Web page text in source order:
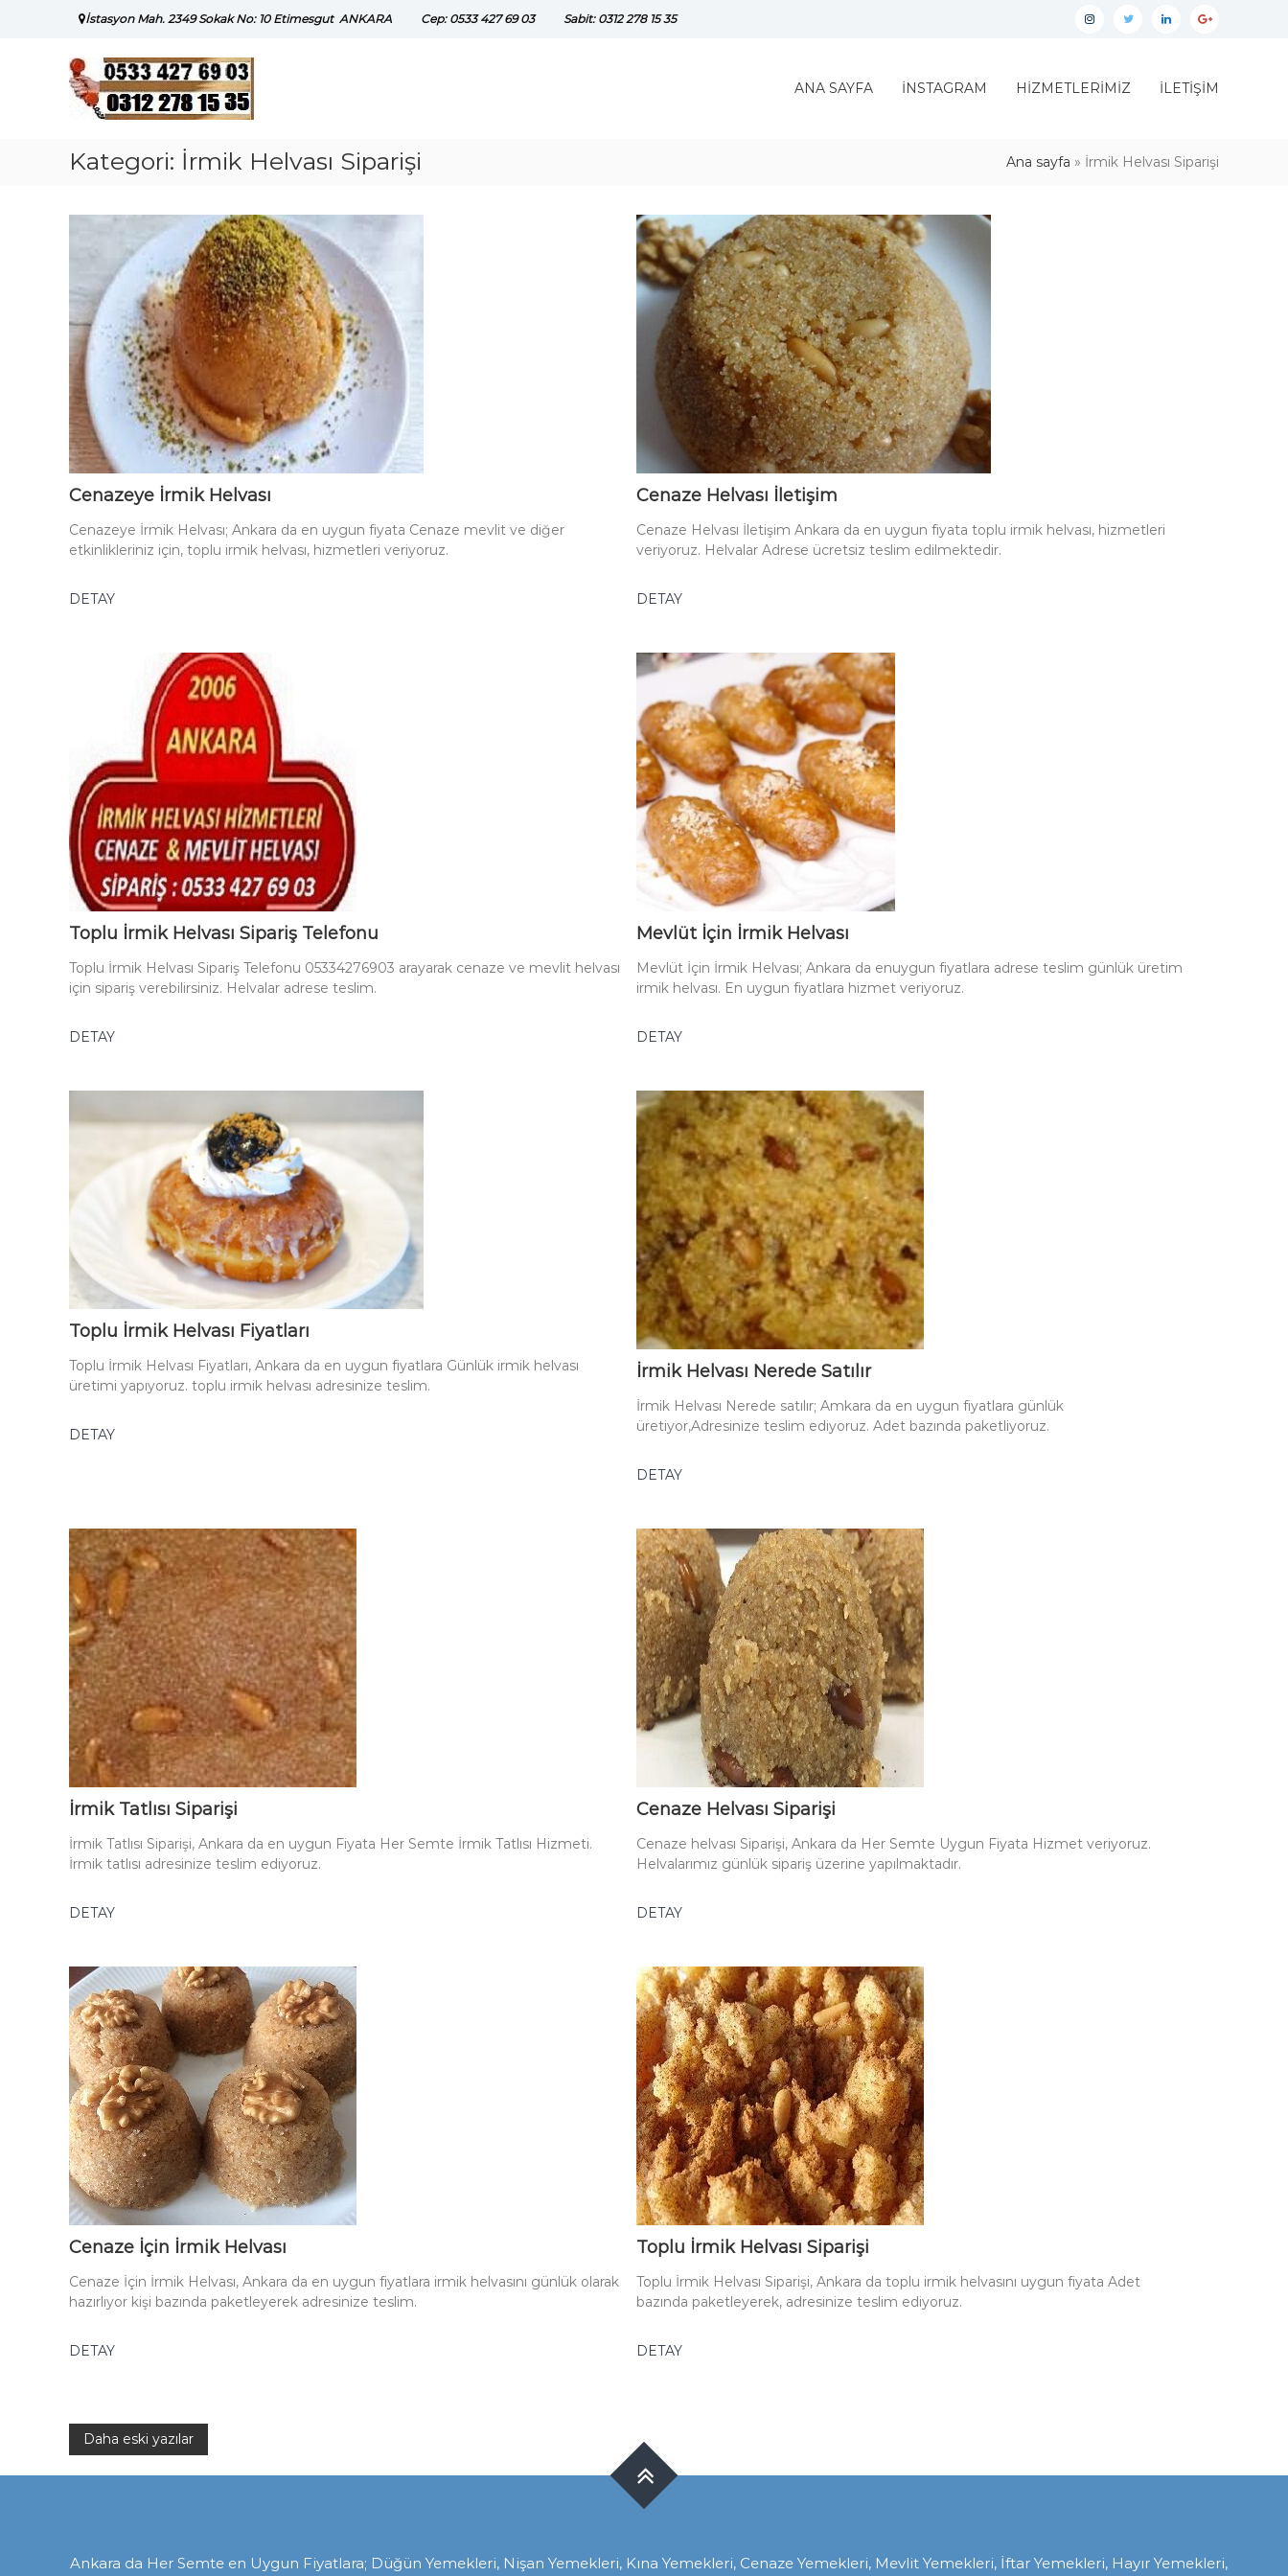
İstasyon Mah. 2349 Sokak No: 10 Etimesgut ANKARA Cep: 0533 427 69 03 Sabit: 0312 278 15 35 İnstagramtwitter linkedin google
ANA SAYFA İNSTAGRAM HİZMETLERİMİZ İLETİŞİM
Kategori: İrmik Helvası Siparişi Ana sayfa » İrmik Helvası Siparişi
Cenazeye İrmik Helvası
Cenazeye İrmik Helvası; Ankara da en uygun fiyata Cenaze mevlit ve diğer
etkinlikleriniz için, toplu irmik helvası, hizmetleri veriyoruz.
DETAY
Cenaze Helvası İletişim
Cenaze Helvası İletişim Ankara da en uygun fiyata toplu irmik helvası, hizmetleri
veriyoruz. Helvalar Adrese ücretsiz teslim edilmektedir.
DETAY
Toplu İrmik Helvası Sipariş Telefonu
Toplu İrmik Helvası Sipariş Telefonu 05334276903 arayarak cenaze ve mevlit helvası
için sipariş verebilirsiniz. Helvalar adrese teslim.
DETAY
Mevlüt İçin İrmik Helvası
Mevlüt İçin İrmik Helvası; Ankara da enuygun fiyatlara adrese teslim günlük üretim
irmik helvası. En uygun fiyatlara hizmet veriyoruz.
DETAY
Toplu İrmik Helvası Fiyatları
Toplu İrmik Helvası Fiyatları, Ankara da en uygun fiyatlara Günlük irmik helvası
üretimi yapıyoruz. toplu irmik helvası adresinize teslim.
DETAY
İrmik Helvası Nerede Satılır
İrmik Helvası Nerede satılır; Amkara da en uygun fiyatlara günlük
üretiyor,Adresinize teslim ediyoruz. Adet bazında paketliyoruz.
DETAY
İrmik Tatlısı Siparişi
İrmik Tatlısı Siparişi, Ankara da en uygun Fiyata Her Semte İrmik Tatlısı Hizmeti.
İrmik tatlısı adresinize teslim ediyoruz.
DETAY
Cenaze Helvası Siparişi
Cenaze helvası Siparişi, Ankara da Her Semte Uygun Fiyata Hizmet veriyoruz.
Helvalarımız günlük sipariş üzerine yapılmaktadır.
DETAY
Cenaze İçin İrmik Helvası
Cenaze İçin İrmik Helvası, Ankara da en uygun fiyatlara irmik helvasını günlük olarak
hazırlıyor kişi bazında paketleyerek adresinize teslim.
DETAY
Toplu İrmik Helvası Siparişi
Toplu İrmik Helvası Siparişi, Ankara da toplu irmik helvasını uygun fiyata Adet
bazında paketleyerek, adresinize teslim ediyoruz.
DETAY
Yazı
gezinmesi
Daha eski yazılar
Ankara da Her Semte en Uygun Fiyatlara; Düğün Yemekleri, Nişan Yemekleri, Kına Yemekleri, Cenaze Yemekleri, Mevlit Yemekleri, İftar Yemekleri, Hayır Yemekleri,